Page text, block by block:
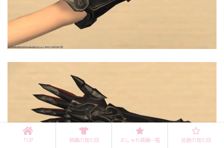
TOP 装備の見た目 おしゃれ装備一覧 武器の見た目